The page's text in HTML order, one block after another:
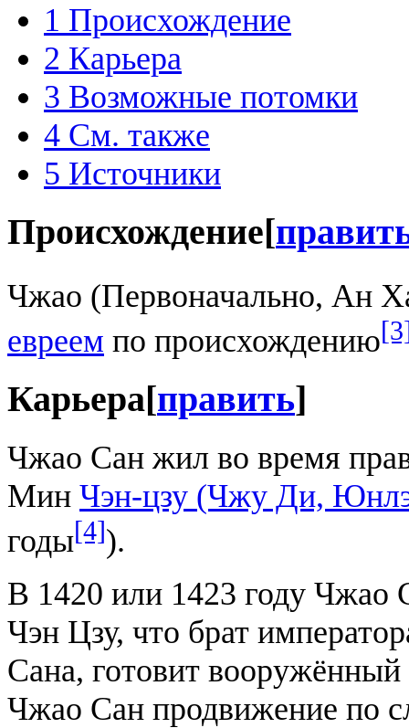
1 Происхождение
2 Карьера
3 Возможные потомки
4 См. также
5 Источники
Происхождение[
Чжао (Первоначально, Ан
евреем по происхождению
Карьера[править]
Чжао Сан жил во время
Мин Чэн-цзу (Чжу Ди,
годы[4]).
В 1420 или 1423 году Чжао
Чэн Цзу, что брат
Сана, готовит
Чжао Сан продвижение по